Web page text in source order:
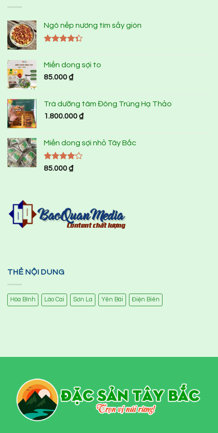
Ngô nếp nương tím sấy giòn
5 sao
Miến dong sợi to
85.000₫
Trà dưỡng tâm Đông Trùng Hạ Thảo
1.800.000₫
Miến dong sợi nhỏ Tây Bắc
Được
85.000₫
THẺ NỘI DUNG
Hòa Bình Lào Cai Sơn La Yên Bái Điện Biên